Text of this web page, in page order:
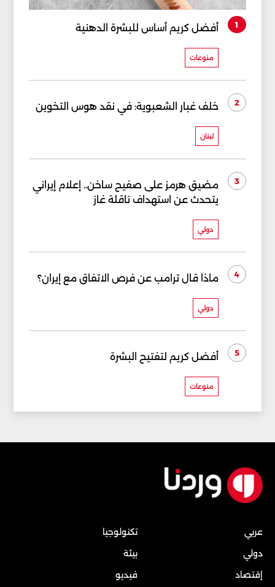
1 أفضل كريم أساس للبشرة الدهنية
منوعات
2 خلف غبار الشعبوية: في نقد هوس التخوين
لبنان
3
مضيق هرمز على صفيح ساخن.. إعلام إيراني
يتحدث عن استهداف ناقلة غاز
دولي
4 ماذا قال ترامب عن فرص الاتفاق مع إيران؟
دولي
5 أفضل كريم لتفتيح البشرة
منوعات
عربي
دولي
إقتصاد
تكنولوجيا
بيئة
فيديو